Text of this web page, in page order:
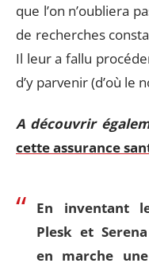
que l’on n’oubliera
de recherches
Il leur a fallu
d’y parvenir (d’où le
A découvrir
cette assurance
En inventant
Plesk et
en marche